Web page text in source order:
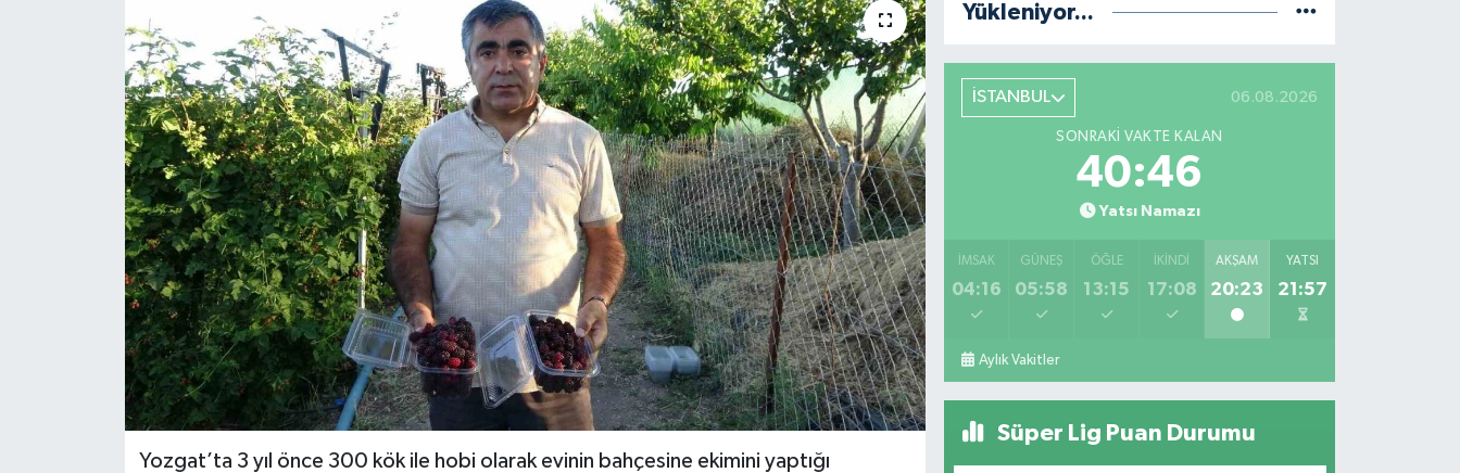
Yozgat’ta 3 yıl önce 300 kök ile hobi olarak evinin bahçesine ekimini yaptığı
Yükleniyor...
İSTANBUL 06.08.2026
SONRAKI VAKTE KALAN
40:45
Yatsı Namazı
İMSAK
04:16
GÜNEŞ
05:58
ÖĞLE
13:15
İKINDI
17:08
AKŞAM
20:23
YATSI
21:57
Aylık Vakitler
Süper Lig Puan Durumu